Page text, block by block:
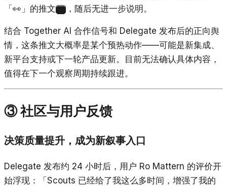
「👀」的推文
，随后无进一步说明。
结合 Together AI 合作信号和 Delegate 发布后的正向舆
情，这条推文大概率是某个预热动作——可能是新集成、
新平台支持或下一轮产品更新。目前无法确认具体内容，
值得在下一个观察周期持续跟进。
③ 社区与用户反馈
决策质量提升，成为新叙事入口
Delegate 发布约 24 小时后，用户 Ro Mattern 的评价开
始浮现：「Scouts 已经给了我这么多时间，增强了我的